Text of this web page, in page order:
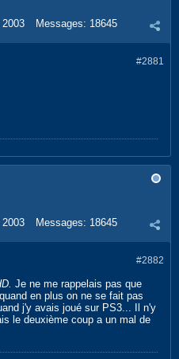
Messages: 18645
#2881
Messages: 18645
#2882
Je ne me rappelais pas que
en plus on ne se fait pas
j'y avais joué sur PS3... Il n'y
le deuxième coup a un mal de